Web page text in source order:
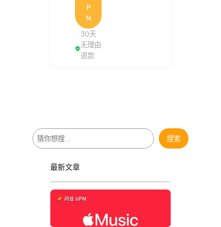
P
N
30天
无理由
退款
搜
索
搜索
最新文章